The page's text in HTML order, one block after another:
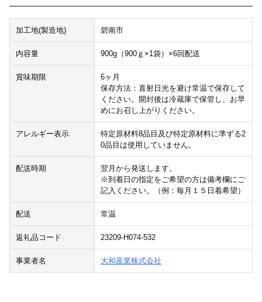
加工地(製造地) 碧南市
内容量 900g（900ｇ×1袋）×6回配送
賞味期限
6ヶ月
保存方法：直射日光を避け常温で保存して
ください。開封後は冷蔵庫で保管し、お早
めにお召し上がりください。
アレルギー表示
特定原材料8品目及び特定原材料に準ずる2
0品目は使用していません。
配送時期
翌月から発送します。
※到着日の指定をご希望の方は備考欄にご
記入ください。（例：毎月１５日着希望）
配送 常温
返礼品コード 23209-H074-532
事業者名 大和産業株式会社